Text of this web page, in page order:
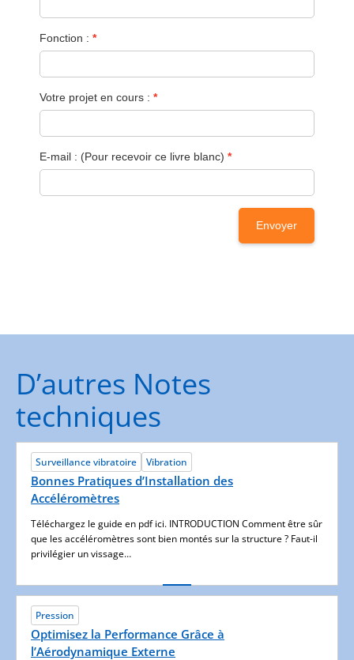
D’autres Notes
techniques
Surveillance vibratoire Vibration
Bonnes Pratiques d’Installation des
Accéléromètres
Téléchargez le guide en pdf ici. INTRODUCTION Comment être sûr
que les accéléromètres sont bien montés sur la structure ? Faut-il
privilégier un vissage…
Pression
Optimisez la Performance Grâce à
l’Aérodynamique Externe